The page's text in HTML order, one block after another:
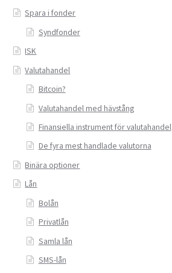
Spara i fonder
Syndfonder
ISK
Valutahandel
Bitcoin?
Valutahandel med hävstång
Finansiella instrument för valutahandel
De fyra mest handlade valutorna
Binära optioner
Lån
Bolån
Privatlån
Samla lån
SMS-lån